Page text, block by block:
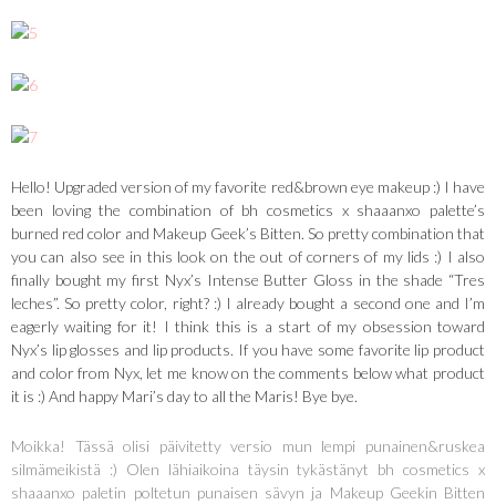
Hello! Upgraded version of my favorite red&brown eye makeup :) I have
been loving the combination of bh cosmetics x shaaanxo palette’s
burned red color and Makeup Geek’s Bitten. So pretty combination that
you can also see in this look on the out of corners of my lids :) I also
finally bought my first Nyx’s Intense Butter Gloss in the shade “Tres
leches”. So pretty color, right? :) I already bought a second one and I’m
eagerly waiting for it! I think this is a start of my obsession toward
Nyx’s lip glosses and lip products. If you have some favorite lip product
and color from Nyx, let me know on the comments below what product
it is :) And happy Mari’s day to all the Maris! Bye bye.
Moikka! Tässä olisi päivitetty versio mun lempi punainen&ruskea
silmämeikistä :) Olen lähiaikoina täysin tykästänyt bh cosmetics x
shaaanxo paletin poltetun punaisen sävyn ja Makeup Geekin Bitten